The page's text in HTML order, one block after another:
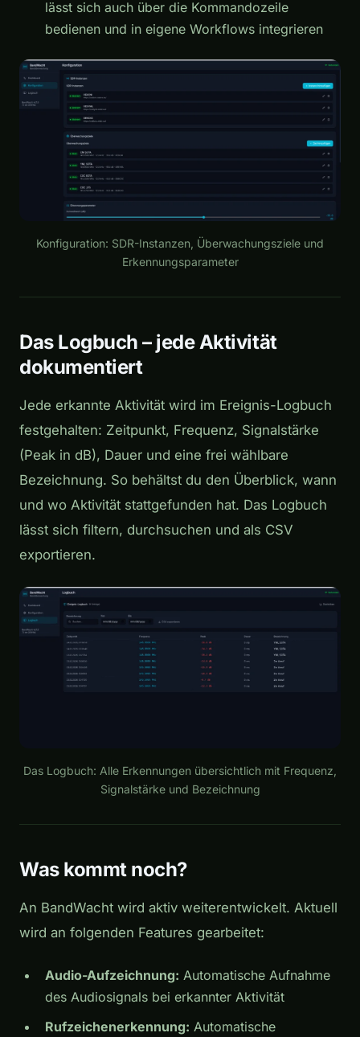
lässt sich auch über die Kommandozeile
bedienen und in eigene Workflows integrieren
Konfiguration: SDR-Instanzen, Überwachungsziele und
Erkennungsparameter
Das Logbuch – jede Aktivität
dokumentiert
Jede erkannte Aktivität wird im Ereignis-Logbuch
festgehalten: Zeitpunkt, Frequenz, Signalstärke
(Peak in dB), Dauer und eine frei wählbare
Bezeichnung. So behältst du den Überblick, wann
und wo Aktivität stattgefunden hat. Das Logbuch
lässt sich filtern, durchsuchen und als CSV
exportieren.
Das Logbuch: Alle Erkennungen übersichtlich mit Frequenz,
Signalstärke und Bezeichnung
Was kommt noch?
An BandWacht wird aktiv weiterentwickelt. Aktuell
wird an folgenden Features gearbeitet:
Audio-Aufzeichnung: Automatische Aufnahme
des Audiosignals bei erkannter Aktivität
Rufzeichenerkennung: Automatische